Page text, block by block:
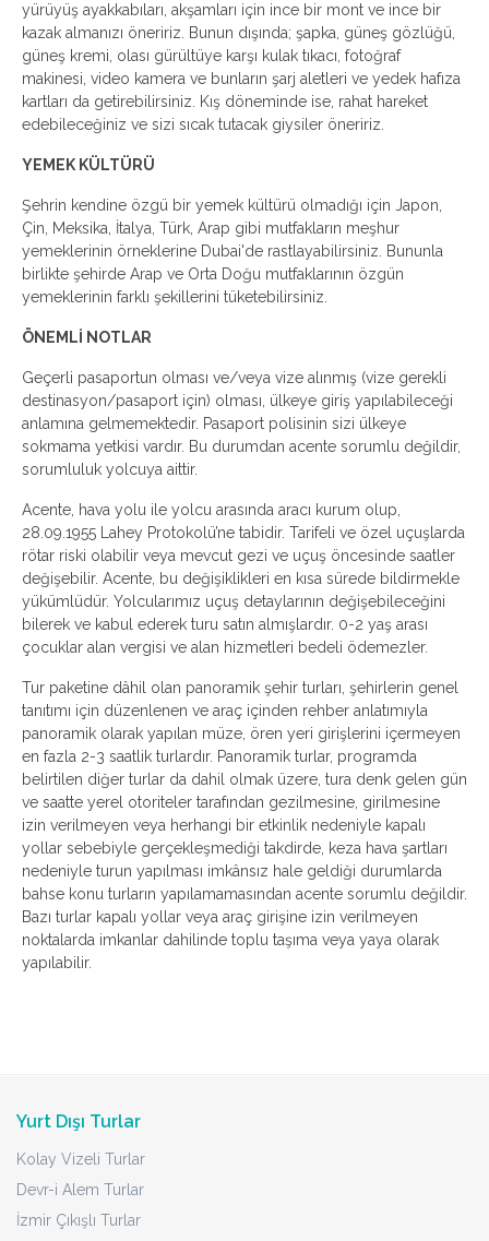
yürüyüş ayakkabıları, akşamları için ince bir mont ve ince bir
kazak almanızı öneririz. Bunun dışında; şapka, güneş gözlüğü,
güneş kremi, olası gürültüye karşı kulak tıkacı, fotoğraf
makinesi, video kamera ve bunların şarj aletleri ve yedek hafıza
kartları da getirebilirsiniz. Kış döneminde ise, rahat hareket
edebileceğiniz ve sizi sıcak tutacak giysiler öneririz.
YEMEK KÜLTÜRÜ
Şehrin kendine özgü bir yemek kültürü olmadığı için Japon,
Çin, Meksika, İtalya, Türk, Arap gibi mutfakların meşhur
yemeklerinin örneklerine Dubai'de rastlayabilirsiniz. Bununla
birlikte şehirde Arap ve Orta Doğu mutfaklarının özgün
yemeklerinin farklı şekillerini tüketebilirsiniz.
ÖNEMLİ NOTLAR
Geçerli pasaportun olması ve/veya vize alınmış (vize gerekli
destinasyon/pasaport için) olması, ülkeye giriş yapılabileceği
anlamına gelmemektedir. Pasaport polisinin sizi ülkeye
sokmama yetkisi vardır. Bu durumdan acente sorumlu değildir,
sorumluluk yolcuya aittir.
Acente, hava yolu ile yolcu arasında aracı kurum olup,
28.09.1955 Lahey Protokolü’ne tabidir. Tarifeli ve özel uçuşlarda
rötar riski olabilir veya mevcut gezi ve uçuş öncesinde saatler
değişebilir. Acente, bu değişiklikleri en kısa sürede bildirmekle
yükümlüdür. Yolcularımız uçuş detaylarının değişebileceğini
bilerek ve kabul ederek turu satın almışlardır. 0-2 yaş arası
çocuklar alan vergisi ve alan hizmetleri bedeli ödemezler.
Tur paketine dâhil olan panoramik şehir turları, şehirlerin genel
tanıtımı için düzenlenen ve araç içinden rehber anlatımıyla
panoramik olarak yapılan müze, ören yeri girişlerini içermeyen
en fazla 2-3 saatlik turlardır. Panoramik turlar, programda
belirtilen diğer turlar da dahil olmak üzere, tura denk gelen gün
ve saatte yerel otoriteler tarafından gezilmesine, girilmesine
izin verilmeyen veya herhangi bir etkinlik nedeniyle kapalı
yollar sebebiyle gerçekleşmediği takdirde, keza hava şartları
nedeniyle turun yapılması imkânsız hale geldiği durumlarda
bahse konu turların yapılamamasından acente sorumlu değildir.
Bazı turlar kapalı yollar veya araç girişine izin verilmeyen
noktalarda imkanlar dahilinde toplu taşıma veya yaya olarak
yapılabilir.
Yurt Dışı Turlar
Kolay Vizeli Turlar
Devr-i Alem Turlar
İzmir Çıkışlı Turlar